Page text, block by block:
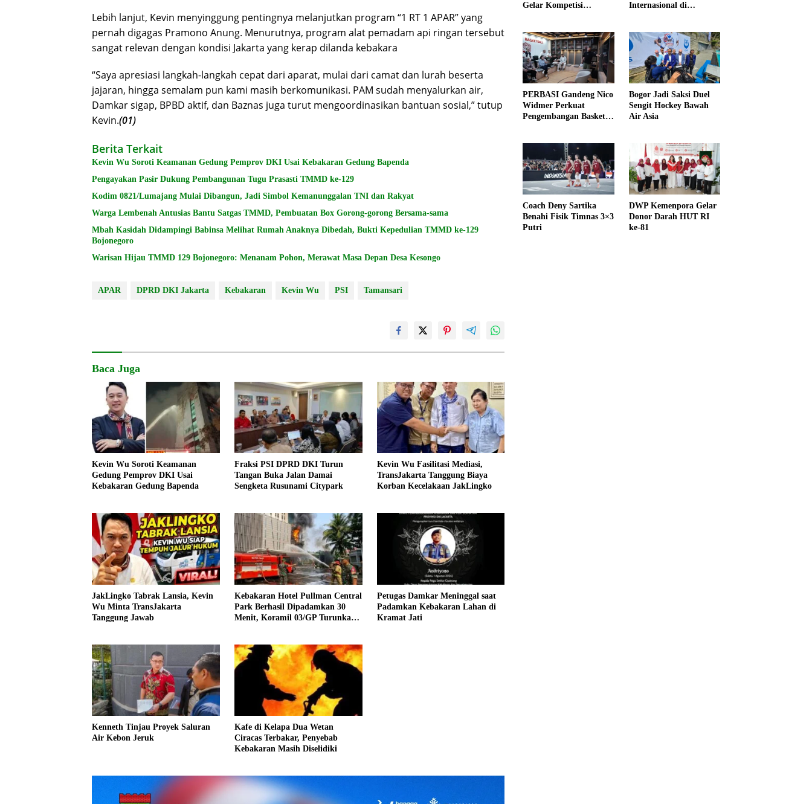
Lebih lanjut, Kevin menyinggung pentingnya melanjutkan program “1 RT 1 APAR” yang
pernah digagas Pramono Anung. Menurutnya, program alat pemadam api ringan tersebut
sangat relevan dengan kondisi Jakarta yang kerap dilanda kebakara
“Saya apresiasi langkah-langkah cepat dari aparat, mulai dari camat dan lurah beserta
jajaran, hingga semalam pun kami masih berkomunikasi. PAM sudah menyalurkan air,
Damkar sigap, BPBD aktif, dan Baznas juga turut mengoordinasikan bantuan sosial,” tutup
Kevin.(01)
Berita Terkait
Kevin Wu Soroti Keamanan Gedung Pemprov DKI Usai Kebakaran Gedung Bapenda
Pengayakan Pasir Dukung Pembangunan Tugu Prasasti TMMD ke-129
Kodim 0821/Lumajang Mulai Dibangun, Jadi Simbol Kemanunggalan TNI dan Rakyat
Warga Lembenah Antusias Bantu Satgas TMMD, Pembuatan Box Gorong-gorong Bersama-sama
Mbah Kasidah Didampingi Babinsa Melihat Rumah Anaknya Dibedah, Bukti Kepedulian TMMD ke-129
Bojonegoro
Warisan Hijau TMMD 129 Bojonegoro: Menanam Pohon, Merawat Masa Depan Desa Kesongo
APAR DPRD DKI Jakarta Kebakaran Kevin Wu PSI Tamansari
Baca Juga
Kevin Wu Soroti Keamanan
Gedung Pemprov DKI Usai
Kebakaran Gedung Bapenda
Fraksi PSI DPRD DKI Turun
Tangan Buka Jalan Damai
Sengketa Rusunami Citypark
Kevin Wu Fasilitasi Mediasi,
TransJakarta Tanggung Biaya
Korban Kecelakaan JakLingko
JakLingko Tabrak Lansia, Kevin
Wu Minta TransJakarta
Tanggung Jawab
Kebakaran Hotel Pullman Central
Park Berhasil Dipadamkan 30
Menit, Koramil 03/GP Turunkan
Petugas Damkar Meninggal saat
Padamkan Kebakaran Lahan di
Kramat Jati
Kenneth Tinjau Proyek Saluran
Air Kebon Jeruk
Kafe di Kelapa Dua Wetan
Ciracas Terbakar, Penyebab
Kebakaran Masih Diselidiki
Gelar Kompetisi
Internasional di
PERBASI Gandeng Nico
Widmer Perkuat
Pengembangan Basket
Bogor Jadi Saksi Duel
Sengit Hockey Bawah
Air Asia
Coach Deny Sartika
Benahi Fisik Timnas 3×3
Putri
DWP Kemenpora Gelar
Donor Darah HUT RI
ke-81